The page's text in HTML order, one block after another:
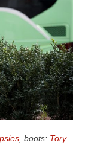
, boots: Tory